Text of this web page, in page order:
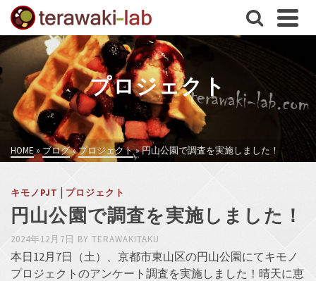
プロジェクト
HOME » ブログ»プロジェクト»円山公園で調査を実施しました！
キモノPJT | プロジェクト
円山公園で調査を実施しました！
2024年12月7日 BY TERAWAKITAKU
本日12月7日（土）、京都市東山区の円山公園にてキモノ
プロジェクトのアンケート調査を実施しました！晴天に恵